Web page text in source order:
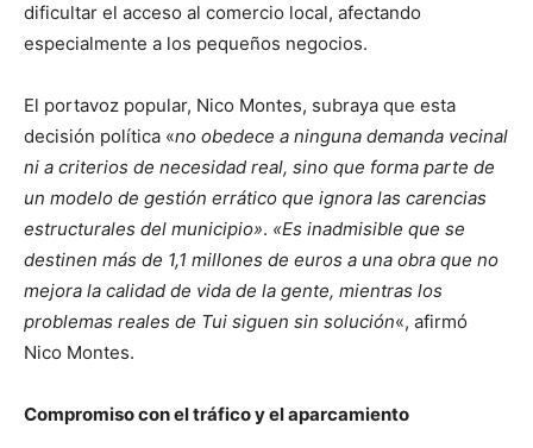
dificultar el acceso al comercio local, afectando
especialmente a los pequeños negocios.
El portavoz popular, Nico Montes, subraya que esta
decisión política «no obedece a ninguna demanda vecinal
ni a criterios de necesidad real, sino que forma parte de
un modelo de gestión errático que ignora las carencias
estructurales del municipio». «Es inadmisible que se
destinen más de 1,1 millones de euros a una obra que no
mejora la calidad de vida de la gente, mientras los
problemas reales de Tui siguen sin solución«, afirmó
Nico Montes.
Compromiso con el tráfico y el aparcamiento